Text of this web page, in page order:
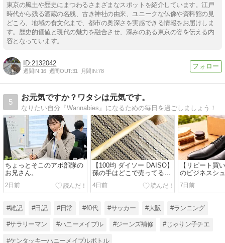
東京の風土や歴史にまつわるさまざまなスポットを紹介しています。江戸
時代から残る酒蔵の名残、古き神社の由来、ユニークな仏像や資料館の見
どころ、地域の食文化まで、都市の奥深さを実感できる情報をお届けしま
す。歴史的価値と現代の魅力を融合させ、深みのある東京の姿を伝える内
容となっています。
2132042
週間IN:16 週間OUT:31 月間IN:78
5
お元気ですか？ワタシは元気です。
なりたい自分『Wannabies』になるための毎日を過ごしましょう！
ちょっとそこのアポ部隊の
お兄さん。
2日前
【100均 ダイソー DAISO】
孫の手はどこで売ってる？
で買える昔ながらの肩たた
き付きが優秀すぎた
4日前
【リピート買
のビジネスシ
7日前
#雑記 #日記 #日常 #40代 #サッカー #大阪 #ランニング
#サラリーマン #ハニーメイプル #ジーンズ補修 #じゃりン子チエ
#ケンタッキーハニーメイプルボトル